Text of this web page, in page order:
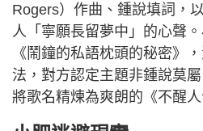
Rogers）作曲、鍾說填詞，
人「寧願長留夢中」的心聲
《鬧鐘的私語枕頭的秘密》
法，對方認定主題非鍾說莫
將歌名精煉為爽朗的《不醒